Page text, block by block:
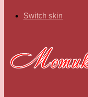
Switch skin